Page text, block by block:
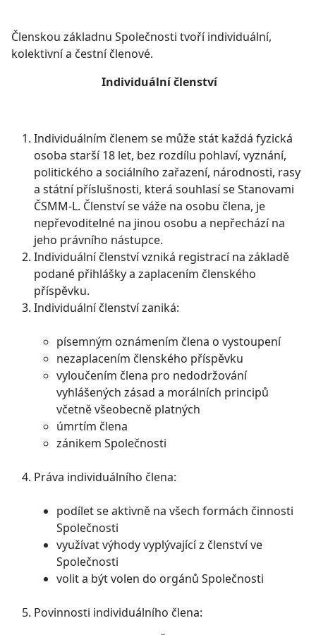
Členskou základnu Společnosti tvoří individuální,
kolektivní a čestní členové.
Individuální členství
Individuálním členem se může stát každá fyzická
osoba starší 18 let, bez rozdílu pohlaví, vyznání,
politického a sociálního zařazení, národnosti, rasy
a státní příslušnosti, která souhlasí se Stanovami
ČSMM-L. Členství se váže na osobu člena, je
nepřevoditelné na jinou osobu a nepřechází na
jeho právního nástupce.
Individuální členství vzniká registrací na základě
podané přihlášky a zaplacením členského
příspěvku.
Individuální členství zaniká:
písemným oznámením člena o vystoupení
nezaplacením členského příspěvku
vyloučením člena pro nedodržování
vyhlášených zásad a morálních principů
včetně všeobecně platných
úmrtím člena
zánikem Společnosti
Práva individuálního člena:
podílet se aktivně na všech formách činnosti
Společnosti
využívat výhody vyplývající z členství ve
Společnosti
volit a být volen do orgánů Společnosti
Povinnosti individuálního člena: